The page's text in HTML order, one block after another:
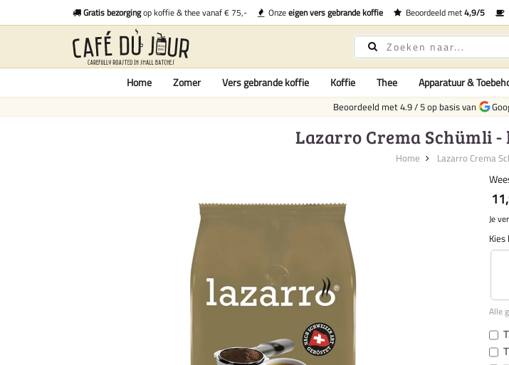
Gratis bezorgingop koffie & thee vanaf € 75,- Onzeeigen vers gebrande koffie Beoordeeld met4,9/5
Home Zomer Vers gebrande koffie Koffie Thee Apparatuur &
Beoordeeld met4.9/5op basis van
Lazarro Crema Schümli
Home Lazarro Crema
Je
Alle